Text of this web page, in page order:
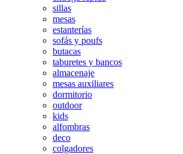
sillas
mesas
estanterías
sofás y poufs
butacas
taburetes y bancos
almacenaje
mesas auxiliares
dormitorio
outdoor
kids
alfombras
deco
colgadores